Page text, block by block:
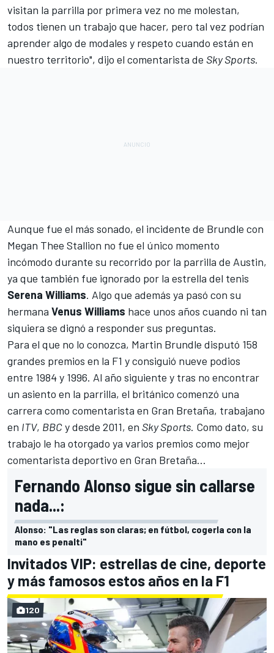
visitan la parrilla por primera vez no me molestan,
todos tienen un trabajo que hacer, pero tal vez podrían
aprender algo de modales y respeto cuando están en
nuestro territorio", dijo el comentarista de Sky Sports.
Aunque fue el más sonado, el incidente de Brundle con
Megan Thee Stallion no fue el único momento
incómodo durante su recorrido por la parrilla de Austin,
ya que también fue ignorado por la estrella del tenis
Serena Williams. Algo que además ya pasó con su
hermana Venus Williams hace unos años cuando ni tan
siquiera se dignó a responder sus preguntas.
Para el que no lo conozca, Martin Brundle disputó 158
grandes premios en la F1 y consiguió nueve podios
entre 1984 y 1996. Al año siguiente y tras no encontrar
un asiento en la parrilla, el británico comenzó una
carrera como comentarista en Gran Bretaña, trabajano
en ITV, BBCy desde 2011, en Sky Sports. Como dato, su
trabajo le ha otorgado ya varios premios como mejor
comentarista deportivo en Gran Bretaña...
Fernando Alonso sigue sin callarse
nada...:
Alonso: "Las reglas son claras; en fútbol, cogerla con la
mano es penalti"
Invitados VIP: estrellas de cine, deporte
y más famosos estos años en la F1
120